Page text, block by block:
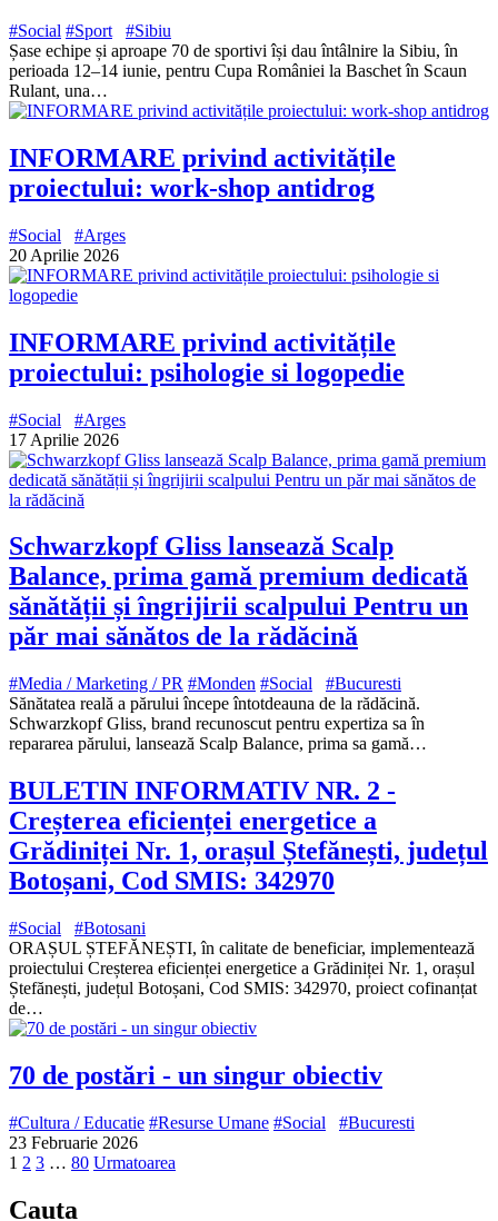
#Social #Sport
#Sibiu
Șase echipe și aproape 70 de sportivi își dau întâlnire la Sibiu, în
perioada 12–14 iunie, pentru Cupa României la Baschet în Scaun
Rulant, una…
INFORMARE privind activitățile
proiectului: work-shop antidrog
#Social
#Arges
20 Aprilie 2026
INFORMARE privind activitățile
proiectului: psihologie si logopedie
#Social
#Arges
17 Aprilie 2026
Schwarzkopf Gliss lansează Scalp
Balance, prima gamă premium dedicată
sănătății și îngrijirii scalpului Pentru un
păr mai sănătos de la rădăcină
#Media / Marketing / PR #Monden #Social
#Bucuresti
Sănătatea reală a părului începe întotdeauna de la rădăcină.
Schwarzkopf Gliss, brand recunoscut pentru expertiza sa în
repararea părului, lansează Scalp Balance, prima sa gamă…
BULETIN INFORMATIV NR. 2 -
Creșterea eficienței energetice a
Grădiniței Nr. 1, orașul Ștefănești, județul
Botoșani, Cod SMIS: 342970
#Social
#Botosani
ORAȘUL ȘTEFĂNEȘTI, în calitate de beneficiar, implementează
proiectului Creșterea eficienței energetice a Grădiniței Nr. 1, orașul
Ștefănești, județul Botoșani, Cod SMIS: 342970, proiect cofinanțat
de…
70 de postări - un singur obiectiv
#Cultura / Educatie #Resurse Umane #Social
#Bucuresti
23 Februarie 2026
1 2 3 … 80 Urmatoarea
Cauta